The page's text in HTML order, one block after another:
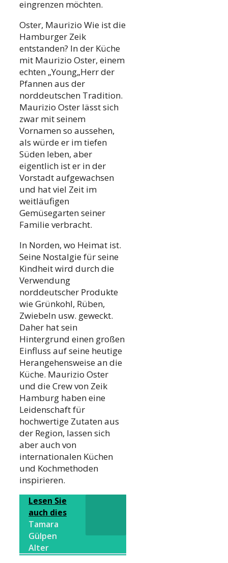
eingrenzen möchten.
Oster, Maurizio Wie ist die
Hamburger Zeik
entstanden? In der Küche
mit Maurizio Oster, einem
echten „Young„Herr der
Pfannen aus der
norddeutschen Tradition.
Maurizio Oster lässt sich
zwar mit seinem
Vornamen so aussehen,
als würde er im tiefen
Süden leben, aber
eigentlich ist er in der
Vorstadt aufgewachsen
und hat viel Zeit im
weitläufigen
Gemüsegarten seiner
Familie verbracht.
In Norden, wo Heimat ist.
Seine Nostalgie für seine
Kindheit wird durch die
Verwendung
norddeutscher Produkte
wie Grünkohl, Rüben,
Zwiebeln usw. geweckt.
Daher hat sein
Hintergrund einen großen
Einfluss auf seine heutige
Herangehensweise an die
Küche. Maurizio Oster
und die Crew von Zeik
Hamburg haben eine
Leidenschaft für
hochwertige Zutaten aus
der Region, lassen sich
aber auch von
internationalen Küchen
und Kochmethoden
inspirieren.
Lesen Sie
auch dies
Tamara
Gülpen
Alter